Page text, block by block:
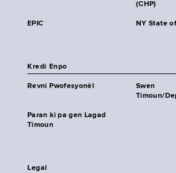
(CHP)
EPIC NY State
Kredi Enpo
Revni Pwofesyonèl
Swen
Timoun/
Paran ki pa gen Lagad
Timoun
Legal